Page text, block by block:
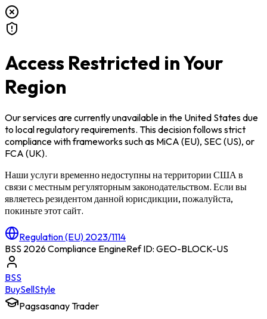
Access Restricted in Your
Region
Our services are currently unavailable inthe United Statesdue
to local regulatory requirements. This decision follows strict
compliance with frameworks such as MiCA (EU), SEC (US), or
FCA (UK).
Наши услуги временно недоступны на территории США в
связи с местным регуляторным законодательством. Если вы
являетесь резидентом данной юрисдикции, пожалуйста,
покиньте этот сайт.
Regulation (EU) 2023/1114
BSS 2026 Compliance EngineRef ID: GEO-BLOCK-US
BSS
BuySellStyle
Pagsasanay Trader